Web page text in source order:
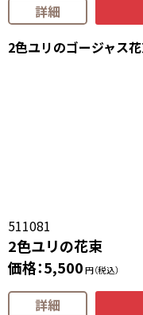
詳細
2色ユリのゴージャス
511081
2色ユリの花束
価格：5,500円（税込）
詳細